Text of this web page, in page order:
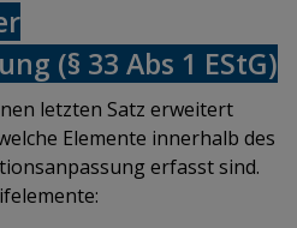
(§ 33 Abs 1 EStG)
letzten Satz erweitert
Elemente innerhalb des
erfasst sind.